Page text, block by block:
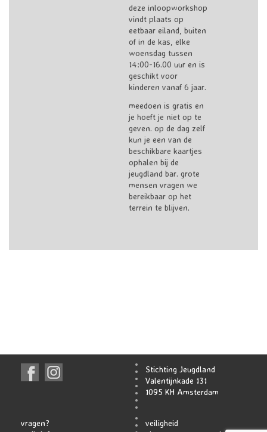
deze inloopworkshop
vindt plaats op
eetbaar eiland, buiten
of in de kas, elke
woensdag tussen
14:00-16.00 uur en is
geschikt voor
kinderen vanaf 6 jaar.
meedoen is gratis en
je hoeft je niet op te
geven. op de dag zelf
kun je een van de
beschikbare kaartjes
ophalen bij de
jeugdland bar. grote
mensen vragen we
bereikbaar op het
terrein te blijven.
Stichting Jeugdland
Valentijnkade 131
1095 KH Amsterdam
vragen?
veiligheid